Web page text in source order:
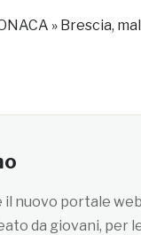
» Brescia,
il nuovo portale
da giovani, per